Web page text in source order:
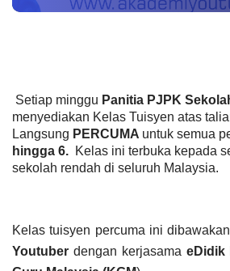
Setiap minggu Panitia PJPK
menyediakan Kelas Tuisyen atas
Langsung PERCUMA untuk semua
hingga 6. Kelas ini terbuka kepada
sekolah rendah di seluruh Malaysia.
Kelas tuisyen percuma ini
Youtuber dengan kerjasama eDidik